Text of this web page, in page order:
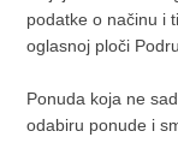
podatke o načinu i
oglasnoj ploči
Ponuda koja ne
odabiru ponude i